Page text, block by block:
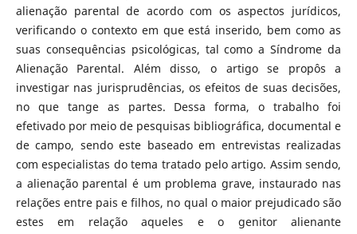
alienação parental de acordo com os aspectos jurídicos,
verificando o contexto em que está inserido, bem como as
suas consequências psicológicas, tal como a Síndrome da
Alienação Parental. Além disso, o artigo se propôs a
investigar nas jurisprudências, os efeitos de suas decisões,
no que tange as partes. Dessa forma, o trabalho foi
efetivado por meio de pesquisas bibliográfica, documental e
de campo, sendo este baseado em entrevistas realizadas
com especialistas do tema tratado pelo artigo. Assim sendo,
a alienação parental é um problema grave, instaurado nas
relações entre pais e filhos, no qual o maior prejudicado são
estes em relação aqueles e o genitor alienante